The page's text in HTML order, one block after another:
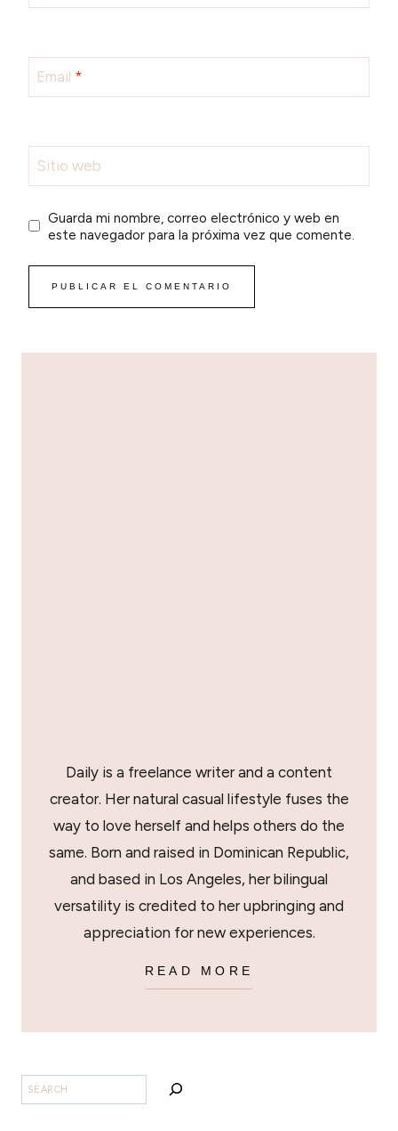
Email *
Sitio web
Guarda mi nombre, correo electrónico y web en
este navegador para la próxima vez que comente.
Daily is a freelance writer and a content
creator. Her natural casual lifestyle fuses the
way to love herself and helps others do the
same. Born and raised in Dominican Republic,
and based in Los Angeles, her bilingual
versatility is credited to her upbringing and
appreciation for new experiences.
READ MORE